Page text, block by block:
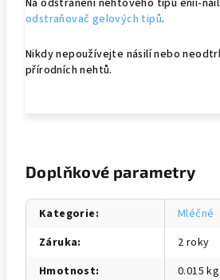
Na odstranění nehtového tipu enii-
odstraňovač gelových tipů.
Nikdy nepoužívejte násilí nebo
přírodních nehtů.
Doplňkové parametry
Kategorie:
Mléčné
Záruka:
2 roky
Hmotnost:
0.015 kg